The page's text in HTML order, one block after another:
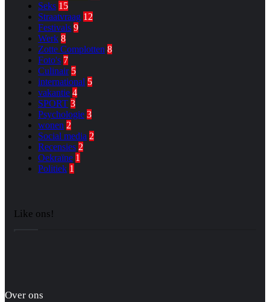
Seks 15
Straatvraag 12
Festivals 9
Werk 8
Zotte Complotten 8
Foto's 7
Culinair 5
international 5
vakantie 4
SPORT 3
Psychologie 3
wonen 2
Social media 2
Recensies 2
Oekraïne 1
Politiek 1
Like ons!
Over ons